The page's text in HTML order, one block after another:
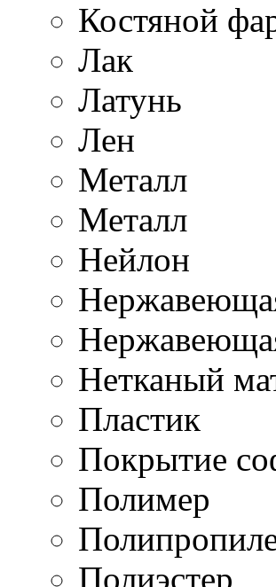
Костяной
Лак
Латунь
Лен
Металл
Металл
Нейлон
Нетканый
Пластик
Покрытие
Полимер
Полиэстер